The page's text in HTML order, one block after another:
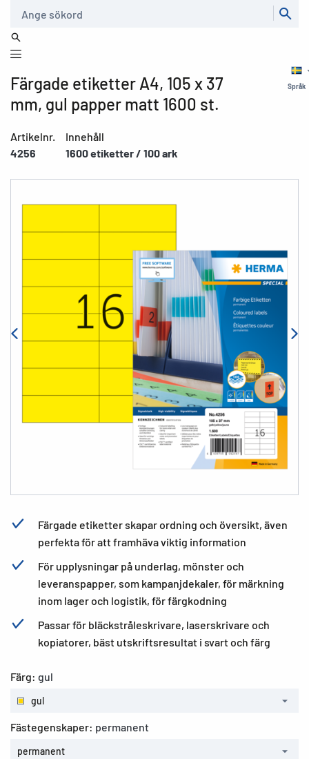
Språk
Färgade etiketter A4, 105 x 37
mm, gul papper matt 1600 st.
Artikelnr.
4256
Innehåll
1600 etiketter / 100 ark
Färgade etiketter skapar ordning och översikt, även
perfekta för att framhäva viktig information
För upplysningar på underlag, mönster och
leveranspapper, som kampanjdekaler, för märkning
inom lager och logistik, för färgkodning
Passar för bläckstråleskrivare, laserskrivare och
kopiatorer, bäst utskriftsresultat i svart och färg
Färg: gul
gul
Fästegenskaper: permanent
permanent